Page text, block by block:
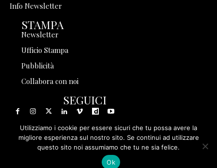
Info Newsletter
STAMPA
Newsletter
Ufficio Stampa
Pubblicità
Collabora con noi
SEGUICI
© 1999 - 2025 Storia in Rete Srl - Tutti i diritti riservati - P.
IVA 08570971005
Utilizziamo i cookie per essere sicuri che tu possa avere la
migliore esperienza sul nostro sito. Se continui ad utilizzare
questo sito noi assumiamo che tu ne sia felice.
Ok